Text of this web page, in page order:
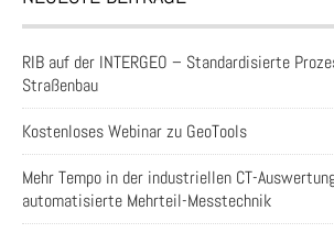
RIB auf der INTERGEO – Standardisierte
Straßenbau
Kostenloses Webinar zu GeoTools
Mehr Tempo in der industriellen CT-
automatisierte Mehrteil-Messtechnik